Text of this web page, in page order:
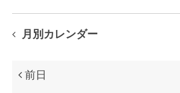
月別カレンダー
前日